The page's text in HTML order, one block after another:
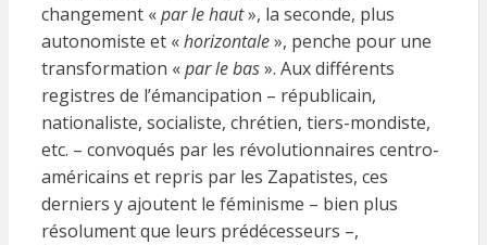
changement «par le haut», la seconde, plus
autonomiste et «horizontale», penche pour une
transformation «par le bas». Aux différents
registres de l’émancipation – républicain,
nationaliste, socialiste, chrétien, tiers-mondiste,
etc. – convoqués par les révolutionnaires centro-
américains et repris par les Zapatistes, ces
derniers y ajoutent le féminisme – bien plus
résolument que leurs prédécesseurs –,